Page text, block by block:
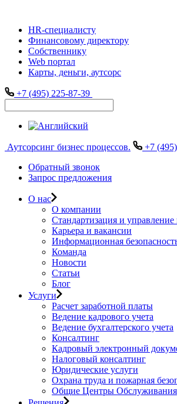
HR-специалисту
Финансовому директору
Собственнику
Web портал
Карты, деньги, аутсорс
+7 (495) 225-87-39
Аутсорсинг бизнес процессов.
+7
Обратный звонок
Запрос предложения
О нас
О компании
Стандартизация и управление
Карьера и вакансии
Информационная
Команда
Новости
Статьи
Блог
Услуги
Расчет заработной платы
Ведение кадрового учета
Ведение бухгалтерского учета
Консалтинг
Кадровый электронный
Налоговый консалтинг
Юридические услуги
Охрана труда и пожарная
Общие Центры Обслуживания